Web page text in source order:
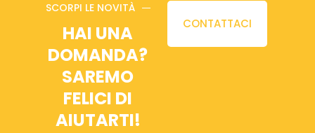
SCORPI LE NOVITÀ
HAI UNA
DOMANDA?
SAREMO
FELICI DI
AIUTARTI!
CONTATTACI